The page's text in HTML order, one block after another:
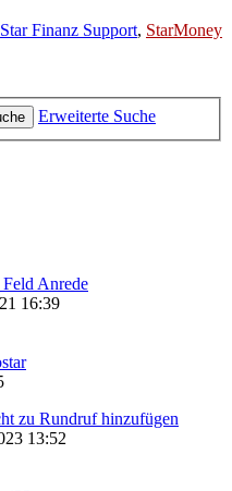
Star Finanz Support, StarMoney
Erweiterte Suche
Anrede
16:39
zu Rundruf hinzufügen
13:52